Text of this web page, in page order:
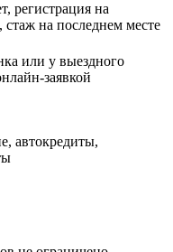
регистрация на
на последнем месте
или у выездного
заявкой
автокредиты,